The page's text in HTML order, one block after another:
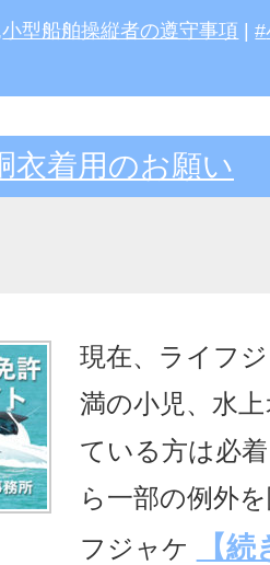
小型船舶操縦者の遵守事項 |
衣着用のお願い
現在、ライフ
満の小児、水
ている方は必
ら一部の例外
フジャケ
【